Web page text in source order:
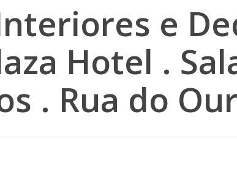
e
Hotel .
. Rua do